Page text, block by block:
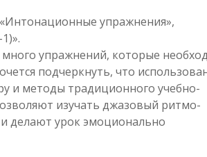
упражнения»,
упражнений, которые
подчеркнуть, что
и методы традиционного учебно-
изучать джазовый ритмо-
делают урок эмоционально